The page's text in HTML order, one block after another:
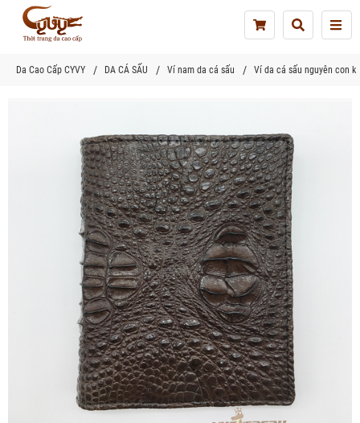
Da Cao Cấp CYVY DA CÁ SẤU Ví nam da cá sấu Ví da cá sấu nguyên con